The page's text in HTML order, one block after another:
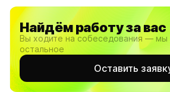
Найдём работу за вас
Вы ходите на собеседования — мы
остальное
Оставить